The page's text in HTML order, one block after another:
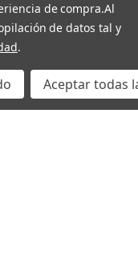
de compra.Al
de datos tal y
.
Aceptar todas